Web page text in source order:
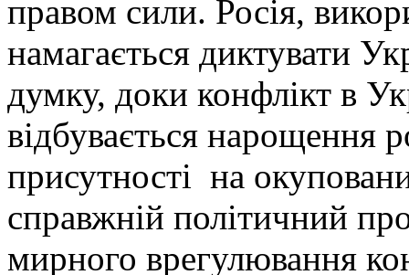
правом сили. Росія,
намагається диктувати
думку, доки конфлікт в
відбувається нарощення
присутності на
справжній політичний
мирного врегулювання